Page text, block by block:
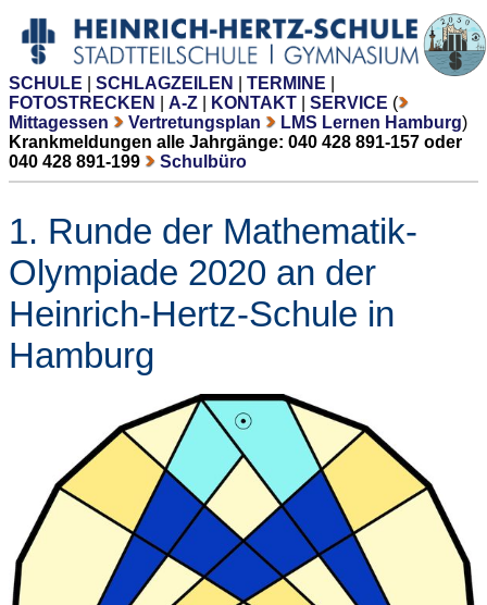
SCHULE SCHLAGZEILEN TERMINE
FOTOSTRECKEN
A-Z KONTAKT SERVICE (
Mittagessen
Vertretungsplan LMS Lernen Hamburg)
Krankmeldungen alle Jahrgänge: 040 428 891-157 oder
040 428 891-199
Schulbüro
1. Runde der Mathematik-
Olympiade 2020 an der
Heinrich-Hertz-Schule in
Hamburg